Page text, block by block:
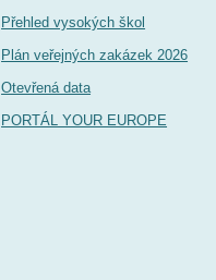
Přehled vysokých škol
Plán veřejných zakázek 2026
Otevřená data
PORTÁL YOUR EUROPE